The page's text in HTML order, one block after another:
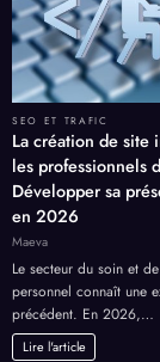
SEO ET TRAFIC
La création de site
les professionnels
Développer sa
en 2026
Maeva
Le secteur du soin et
personnel connaît une
précédent. En 2026,…
Lire l'article